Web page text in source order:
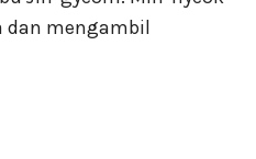
dan mengambil